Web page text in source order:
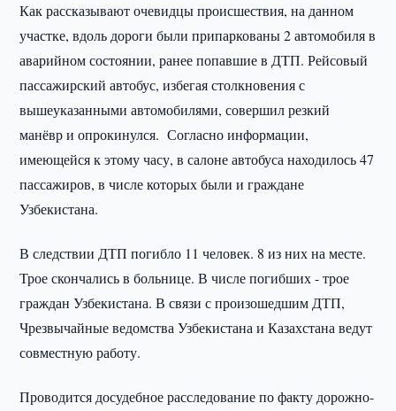
Как рассказывают очевидцы происшествия, на данном
участке, вдоль дороги были припаркованы 2 автомобиля в
аварийном состоянии, ранее попавшие в ДТП. Рейсовый
пассажирский автобус, избегая столкновения с
вышеуказанными автомобилями, совершил резкий
манёвр и опрокинулся. Согласно информации,
имеющейся к этому часу, в салоне автобуса находилось 47
пассажиров, в числе которых были и граждане
Узбекистана.
В следствии ДТП погибло 11 человек. 8 из них на месте.
Трое скончались в больнице. В числе погибших - трое
граждан Узбекистана. В связи с произошедшим ДТП,
Чрезвычайные ведомства Узбекистана и Казахстана ведут
совместную работу.
Проводится досудебное расследование по факту дорожно-